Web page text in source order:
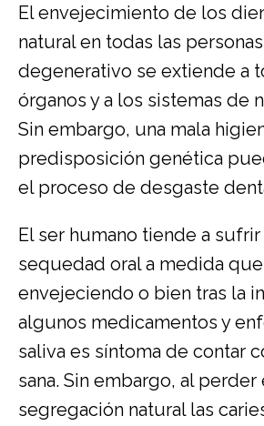
El envejecimiento de los
natural en todas las
degenerativo se extiende a
órganos y a los sistemas de
Sin embargo, una mala
predisposición genética
el proceso de desgaste
El ser humano tiende a
sequedad oral a medida
envejeciendo o bien tras la
algunos medicamentos y
saliva es síntoma de contar
sana. Sin embargo, al perder
segregación natural las